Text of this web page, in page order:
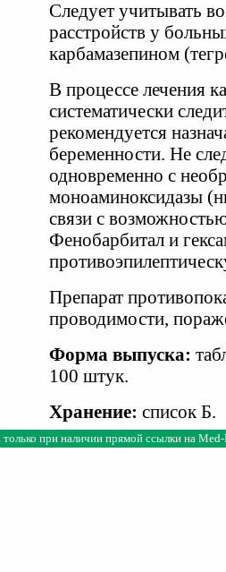
Следует учитывать
расстройств у
карбамазепином
В процессе лечения
систематически
рекомендуется
беременности. Не
одновременно с
моноаминоксидазы
связи с
Фенобарбитал и
Препарат
проводимости,
Форма выпуска:
100 штук.
Хранение: список Б.
при наличии прямой ссылки на